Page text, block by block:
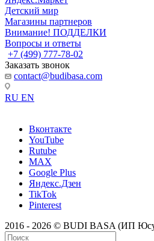
Детский мир
Магазины партнеров
Внимание! ПОДДЕЛКИ
Вопросы и ответы
+7 (499) 777-78-02
Заказать звонок
contact@budibasa.com
RU EN
Вконтакте
YouTube
Rutube
MAX
Google Plus
Яндекс.Дзен
TikTok
Pinterest
2016 - 2026 © BUDI BASA (ИП